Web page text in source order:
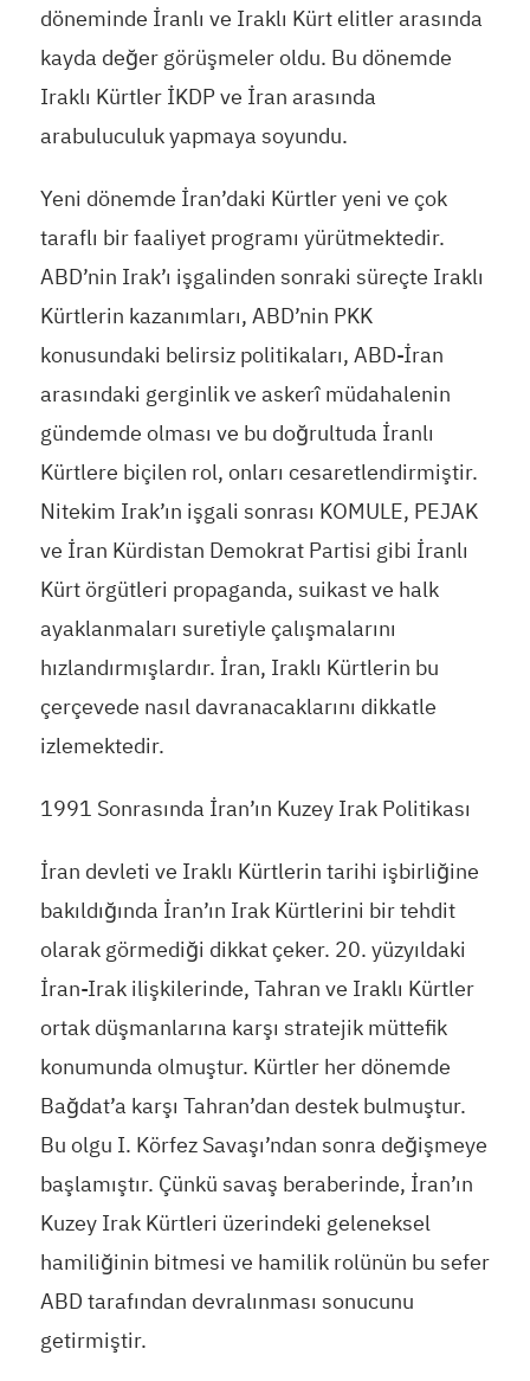
döneminde İranlı ve Iraklı Kürt elitler arasında
kayda değer görüşmeler oldu. Bu dönemde
Iraklı Kürtler İKDP ve İran arasında
arabuluculuk yapmaya soyundu.
Yeni dönemde İran’daki Kürtler yeni ve çok
taraflı bir faaliyet programı yürütmektedir.
ABD’nin Irak’ı işgalinden sonraki süreçte Iraklı
Kürtlerin kazanımları, ABD’nin PKK
konusundaki belirsiz politikaları, ABD-İran
arasındaki gerginlik ve askerî müdahalenin
gündemde olması ve bu doğrultuda İranlı
Kürtlere biçilen rol, onları cesaretlendirmiştir.
Nitekim Irak’ın işgali sonrası KOMULE, PEJAK
ve İran Kürdistan Demokrat Partisi gibi İranlı
Kürt örgütleri propaganda, suikast ve halk
ayaklanmaları suretiyle çalışmalarını
hızlandırmışlardır. İran, Iraklı Kürtlerin bu
çerçevede nasıl davranacaklarını dikkatle
izlemektedir.
1991 Sonrasında İran’ın Kuzey Irak Politikası
İran devleti ve Iraklı Kürtlerin tarihi işbirliğine
bakıldığında İran’ın Irak Kürtlerini bir tehdit
olarak görmediği dikkat çeker. 20. yüzyıldaki
İran-Irak ilişkilerinde, Tahran ve Iraklı Kürtler
ortak düşmanlarına karşı stratejik müttefik
konumunda olmuştur. Kürtler her dönemde
Bağdat’a karşı Tahran’dan destek bulmuştur.
Bu olgu I. Körfez Savaşı’ndan sonra değişmeye
başlamıştır. Çünkü savaş beraberinde, İran’ın
Kuzey Irak Kürtleri üzerindeki geleneksel
hamiliğinin bitmesi ve hamilik rolünün bu sefer
ABD tarafından devralınması sonucunu
getirmiştir.